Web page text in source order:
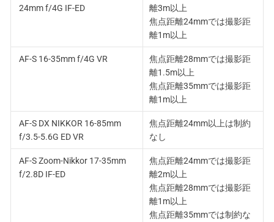
24mm f/4G IF-ED
離3m以上
焦点距離24mmでは撮影距
離1m以上
AF-S 16-35mm f/4G VR
焦点距離28mmでは撮影距
離1.5m以上
焦点距離35mmでは撮影距
離1m以上
AF-S DX NIKKOR 16-85mm
f/3.5-5.6G ED VR
焦点距離24mm以上は制約
なし
AF-S Zoom-Nikkor 17-35mm
f/2.8D IF-ED
焦点距離24mmでは撮影距
離2m以上
焦点距離28mmでは撮影距
離1m以上
焦点距離35mmでは制約な